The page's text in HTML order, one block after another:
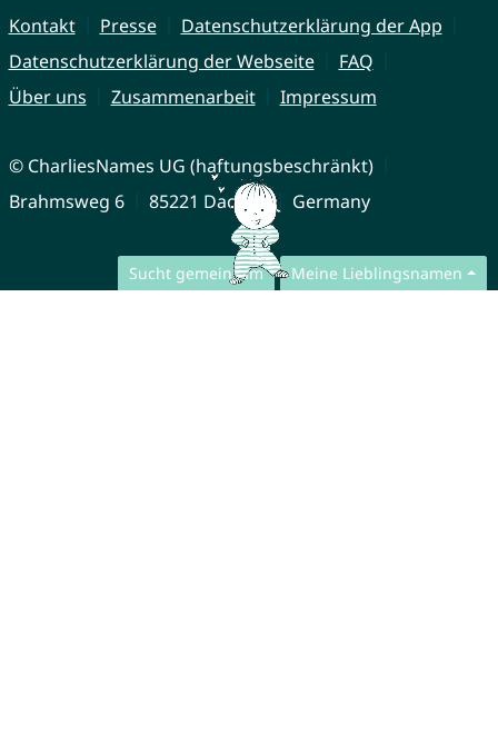
Sucht gemeinsam Meine Lieblingsnamen
Kontakt Presse
Datenschutzerklärung der App
Datenschutzerklärung der Webseite
FAQ
Über uns
Zusammenarbeit Impressum
© CharliesNames UG (haftungsbeschränkt)
Brahmsweg 6
85221 Dachau Germany